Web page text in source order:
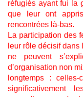
réfugiés ayant fui la
que leur ont
rencontrées là-bas.
La participation des
leur rôle décisif dans
ne peuvent
d’organisation non
longtemps :
significativement